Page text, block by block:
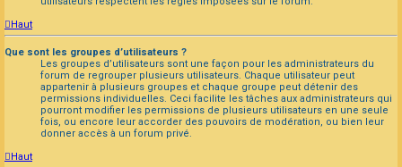
Haut
Que sont les groupes d’utilisateurs ?
Les groupes d’utilisateurs sont une façon pour les administrateurs du
forum de regrouper plusieurs utilisateurs. Chaque utilisateur peut
appartenir à plusieurs groupes et chaque groupe peut détenir des
permissions individuelles. Ceci facilite les tâches aux administrateurs qui
pourront modifier les permissions de plusieurs utilisateurs en une seule
fois, ou encore leur accorder des pouvoirs de modération, ou bien leur
donner accès à un forum privé.
Haut